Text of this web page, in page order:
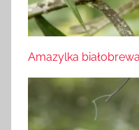
Amazylka